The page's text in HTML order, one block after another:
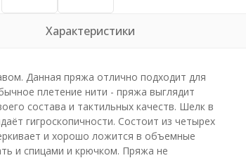
Характеристики
Данная пряжа отлично подходит для
плетение нити - пряжа выглядит
состава и тактильных качеств. Шелк в
гигроскопичности. Состоит из четырех
и хорошо ложится в объемные
и спицами и крючком. Пряжа не